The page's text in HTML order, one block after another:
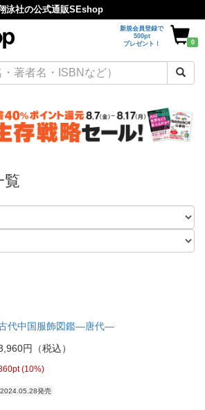
泳社の公式通販SEshop
新規会員登録で
500pt
プレゼント！
0
覧
代中国服飾図鑑―唐代―
円（税込）
(10%)
2024.05.28発売